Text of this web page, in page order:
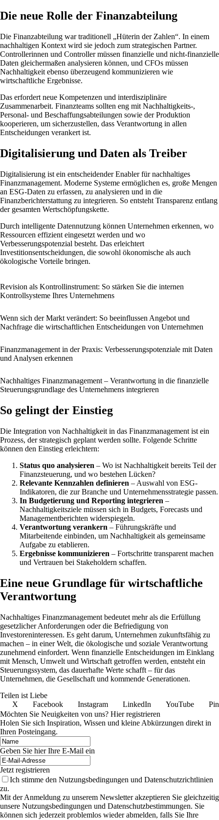
Die neue Rolle der Finanzabteilung
Die Finanzabteilung war traditionell „Hüterin der Zahlen“. In einem
nachhaltigen Kontext wird sie jedoch zum strategischen Partner.
Controllerinnen und Controller müssen finanzielle und nicht-finanzielle
Daten gleichermaßen analysieren können, und CFOs müssen
Nachhaltigkeit ebenso überzeugend kommunizieren wie
wirtschaftliche Ergebnisse.
Das erfordert neue Kompetenzen und interdisziplinäre
Zusammenarbeit. Finanzteams sollten eng mit Nachhaltigkeits-,
Personal- und Beschaffungsabteilungen sowie der Produktion
kooperieren, um sicherzustellen, dass Verantwortung in allen
Entscheidungen verankert ist.
Digitalisierung und Daten als Treiber
Digitalisierung ist ein entscheidender Enabler für nachhaltiges
Finanzmanagement. Moderne Systeme ermöglichen es, große Mengen
an ESG-Daten zu erfassen, zu analysieren und in die
Finanzberichterstattung zu integrieren. So entsteht Transparenz entlang
der gesamten Wertschöpfungskette.
Durch intelligente Datennutzung können Unternehmen erkennen, wo
Ressourcen effizient eingesetzt werden und wo
Verbesserungspotenzial besteht. Das erleichtert
Investitionsentscheidungen, die sowohl ökonomische als auch
ökologische Vorteile bringen.
Revision als Kontrollinstrument: So stärken Sie die internen
Kontrollsysteme Ihres Unternehmens
Wenn sich der Markt verändert: So beeinflussen Angebot und
Nachfrage die wirtschaftlichen Entscheidungen von Unternehmen
Finanzmanagement in der Praxis: Verbesserungspotenziale mit Daten
und Analysen erkennen
Nachhaltiges Finanzmanagement – Verantwortung in die finanzielle
Steuerungsgrundlage des Unternehmens integrieren
So gelingt der Einstieg
Die Integration von Nachhaltigkeit in das Finanzmanagement ist ein
Prozess, der strategisch geplant werden sollte. Folgende Schritte
können den Einstieg erleichtern:
Status quo analysieren – Wo ist Nachhaltigkeit bereits Teil der
Finanzsteuerung, und wo bestehen Lücken?
Relevante Kennzahlen definieren – Auswahl von ESG-
Indikatoren, die zur Branche und Unternehmensstrategie passen.
In Budgetierung und Reporting integrieren –
Nachhaltigkeitsziele müssen sich in Budgets, Forecasts und
Managementberichten widerspiegeln.
Verantwortung verankern – Führungskräfte und
Mitarbeitende einbinden, um Nachhaltigkeit als gemeinsame
Aufgabe zu etablieren.
Ergebnisse kommunizieren – Fortschritte transparent machen
und Vertrauen bei Stakeholdern schaffen.
Eine neue Grundlage für wirtschaftliche
Verantwortung
Nachhaltiges Finanzmanagement bedeutet mehr als die Erfüllung
gesetzlicher Anforderungen oder die Befriedigung von
Investoreninteressen. Es geht darum, Unternehmen zukunftsfähig zu
machen – in einer Welt, die ökologische und soziale Verantwortung
zunehmend einfordert. Wenn finanzielle Entscheidungen im Einklang
mit Mensch, Umwelt und Wirtschaft getroffen werden, entsteht ein
Steuerungssystem, das dauerhafte Werte schafft – für das
Unternehmen, die Gesellschaft und kommende Generationen.
Teilen ist Liebe
X
Facebook Instagram LinkedIn YouTube
Möchten Sie Neuigkeiten von uns? Hier registrieren
Holen Sie sich Inspiration, Wissen und kleine Abkürzungen direkt in
Ihren Posteingang.
Geben Sie hier Ihre E-Mail ein
Jetzt registrieren
Ich stimme den Nutzungsbedingungen und Datenschutzrichtlinien
zu.
Mit der Anmeldung zu unserem Newsletter akzeptieren Sie gleichzeitig
unsere Nutzungsbedingungen und Datenschutzbestimmungen. Sie
können sich jederzeit problemlos wieder abmelden, falls Sie Ihre